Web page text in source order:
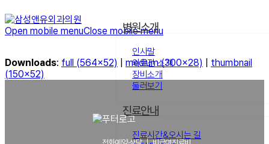
병원소개
인사말
의료진 소개
장비소개
둘러보기
진료안내
진료시간&오시는 길
Open mobile menuClose mobile menu
Downloads: full (564x52) medium (300x28)
thumbnail
(150x52)